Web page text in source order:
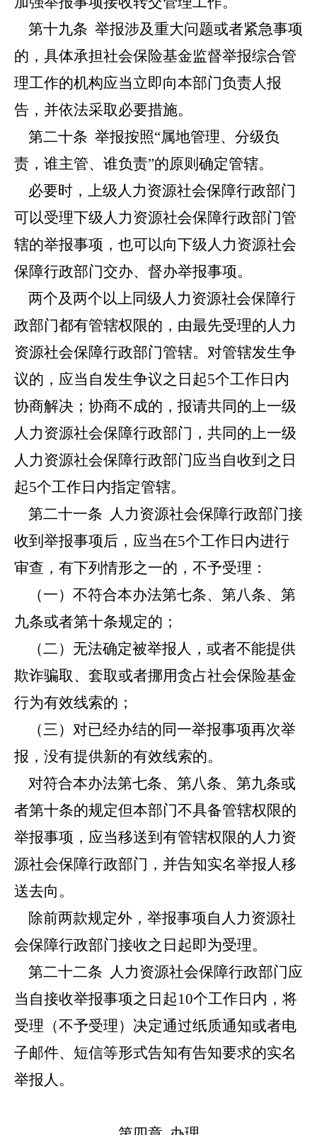
第十九条 举报涉及重大问题或者紧急事项
的，具体承担社会保险基金监督举报综合管
理工作的机构应当立即向本部门负责人报
告，并依法采取必要措施。
第二十条 举报按照“属地管理、分级负
责，谁主管、谁负责”的原则确定管辖。
必要时，上级人力资源社会保障行政部门
可以受理下级人力资源社会保障行政部门管
辖的举报事项，也可以向下级人力资源社会
保障行政部门交办、督办举报事项。
两个及两个以上同级人力资源社会保障行
政部门都有管辖权限的，由最先受理的人力
资源社会保障行政部门管辖。对管辖发生争
议的，应当自发生争议之日起5个工作日内
协商解决；协商不成的，报请共同的上一级
人力资源社会保障行政部门，共同的上一级
人力资源社会保障行政部门应当自收到之日
起5个工作日内指定管辖。
第二十一条 人力资源社会保障行政部门接
收到举报事项后，应当在5个工作日内进行
审查，有下列情形之一的，不予受理：
（一）不符合本办法第七条、第八条、第
九条或者第十条规定的；
（二）无法确定被举报人，或者不能提供
欺诈骗取、套取或者挪用贪占社会保险基金
行为有效线索的；
（三）对已经办结的同一举报事项再次举
报，没有提供新的有效线索的。
对符合本办法第七条、第八条、第九条或
者第十条的规定但本部门不具备管辖权限的
举报事项，应当移送到有管辖权限的人力资
源社会保障行政部门，并告知实名举报人移
送去向。
除前两款规定外，举报事项自人力资源社
会保障行政部门接收之日起即为受理。
第二十二条 人力资源社会保障行政部门应
当自接收举报事项之日起10个工作日内，将
受理（不予受理）决定通过纸质通知或者电
子邮件、短信等形式告知有告知要求的实名
举报人。